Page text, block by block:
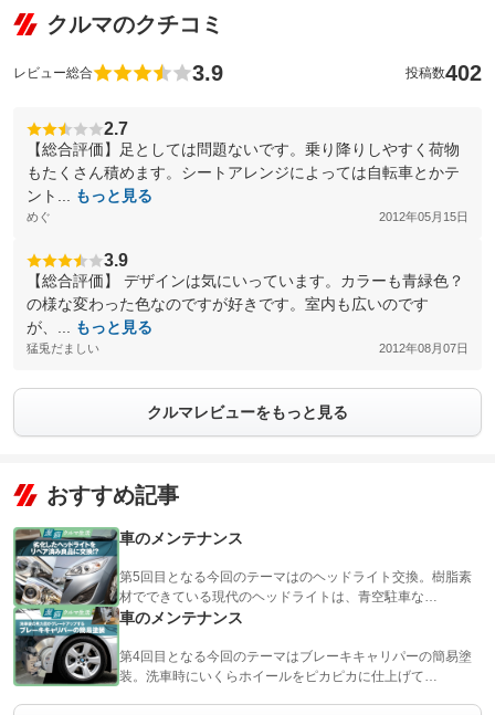
クルマのクチコミ
レビュー総合 3.9 投稿数402
2.7
【総合評価】足としては問題ないです。乗り降りしやすく荷物
もたくさん積めます。シートアレンジによっては自転車とかテ
ント...
もっと見る
めぐ 2012年05月15日
3.9
【総合評価】 デザインは気にいっています。カラーも青緑色？
の様な変わった色なのですが好きです。室内も広いのです
が、...
もっと見る
猛兎だましい 2012年08月07日
クルマレビューをもっと見る
おすすめ記事
車のメンテナンス
第5回目となる今回のテーマはのヘッドライト交換。樹脂素
材でできている現代のヘッドライトは、青空駐車な…
車のメンテナンス
第4回目となる今回のテーマはブレーキキャリパーの簡易塗
装。洗車時にいくらホイールをピカピカに仕上げて…